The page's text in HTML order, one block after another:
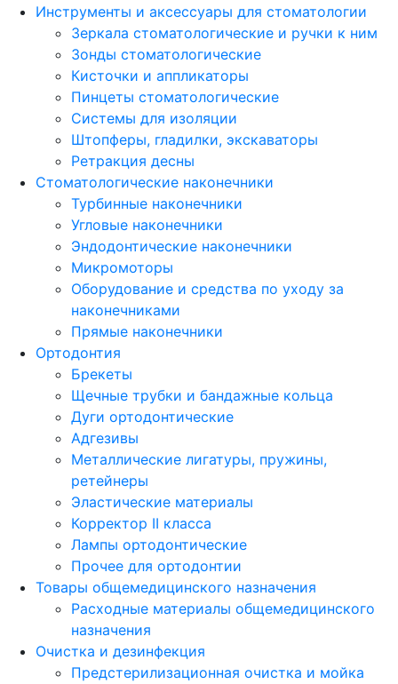
Инструменты и аксессуары для стоматологии
Зеркала стоматологические и ручки к ним
Зонды стоматологические
Кисточки и аппликаторы
Пинцеты стоматологические
Системы для изоляции
Штопферы, гладилки, экскаваторы
Ретракция десны
Стоматологические наконечники
Турбинные наконечники
Угловые наконечники
Эндодонтические наконечники
Микромоторы
Оборудование и средства по уходу за
наконечниками
Прямые наконечники
Ортодонтия
Брекеты
Щечные трубки и бандажные кольца
Дуги ортодонтические
Адгезивы
Металлические лигатуры, пружины,
ретейнеры
Эластические материалы
Корректор II класса
Лампы ортодонтические
Прочее для ортодонтии
Товары общемедицинского назначения
Расходные материалы общемедицинского
назначения
Очистка и дезинфекция
Предстерилизационная очистка и мойка